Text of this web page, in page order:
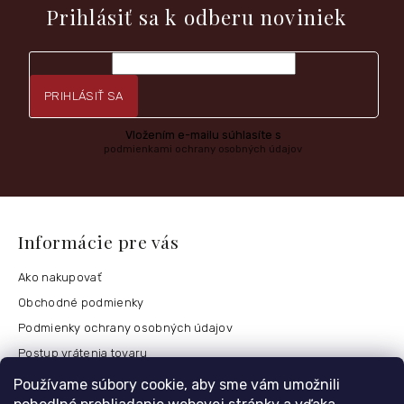
Používame súbory cookie, aby sme vám umožnili
Prihlásiť sa k odberu noviniek
PRIHLÁSIŤ SA
Vložením e-mailu súhlasíte s
podmienkami ochrany osobných údajov
Informácie pre vás
Ako nakupovať
Obchodné podmienky
Podmienky ochrany osobných údajov
Postup vrátenia tovaru
Česko